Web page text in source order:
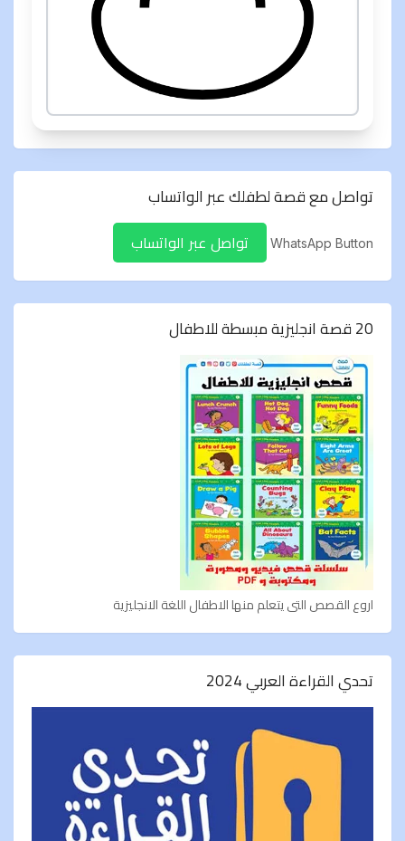
تواصل مع قصة لطفلك عبر الواتساب
WhatsApp Button تواصل عبر الواتساب
20 قصة انجليزية مبسطة للاطفال
اروع القصص التى يتعلم منها الاطفال اللغة الانجليزية
تحدي القراءة العربي 2024